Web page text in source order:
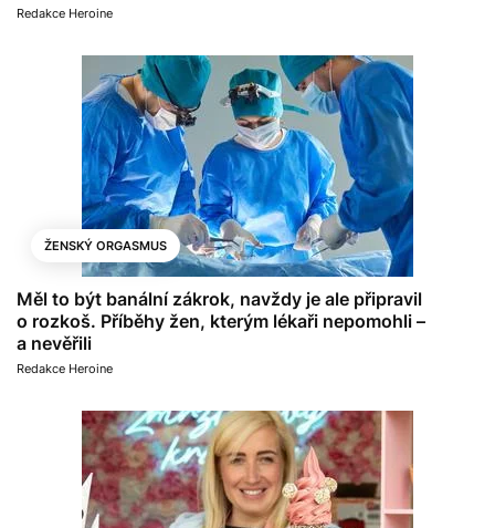
Redakce Heroine
ŽENSKÝ ORGASMUS
Měl to být banální zákrok, navždy je ale připravil
o rozkoš. Příběhy žen, kterým lékaři nepomohli –
a nevěřili
Redakce Heroine